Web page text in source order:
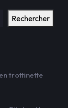
Rechercher
trottinette